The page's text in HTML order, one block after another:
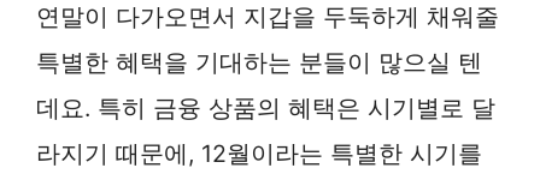
연말이 다가오면서 지갑을 두둑하게 채워줄
특별한 혜택을 기대하는 분들이 많으실 텐
데요. 특히 금융 상품의 혜택은 시기별로 달
라지기 때문에, 12월이라는 특별한 시기를